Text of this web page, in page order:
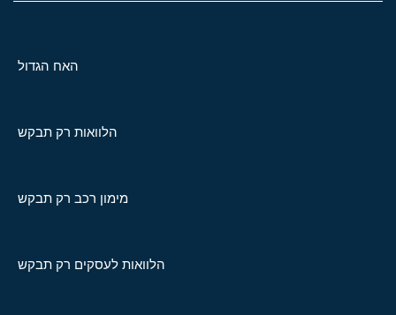
האח הגדול
הלוואות רק תבקש
מימון רכב רק תבקש
הלוואות לעסקים רק תבקש